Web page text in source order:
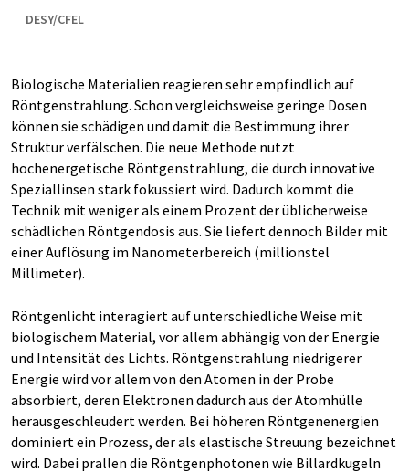
DESY/CFEL
Biologische Materialien reagieren sehr empfindlich auf
Röntgenstrahlung. Schon vergleichsweise geringe Dosen
können sie schädigen und damit die Bestimmung ihrer
Struktur verfälschen. Die neue Methode nutzt
hochenergetische Röntgenstrahlung, die durch innovative
Speziallinsen stark fokussiert wird. Dadurch kommt die
Technik mit weniger als einem Prozent der üblicherweise
schädlichen Röntgendosis aus. Sie liefert dennoch Bilder mit
einer Auflösung im Nanometerbereich (millionstel
Millimeter).
Röntgenlicht interagiert auf unterschiedliche Weise mit
biologischem Material, vor allem abhängig von der Energie
und Intensität des Lichts. Röntgenstrahlung niedrigerer
Energie wird vor allem von den Atomen in der Probe
absorbiert, deren Elektronen dadurch aus der Atomhülle
herausgeschleudert werden. Bei höheren Röntgenenergien
dominiert ein Prozess, der als elastische Streuung bezeichnet
wird. Dabei prallen die Röntgenphotonen wie Billardkugeln